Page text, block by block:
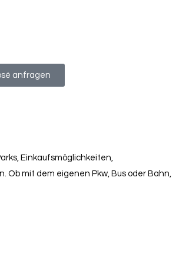
anfragen
Einkaufsmöglichkeiten,
Ob mit dem eigenen Pkw, Bus oder Bahn,